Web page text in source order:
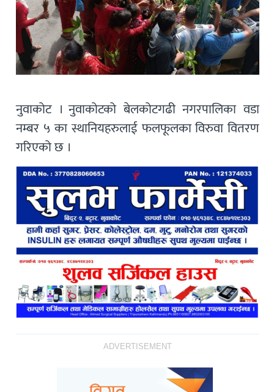
नुवाकोट । नुवाकोटको बेलकोटगढी नगरपालिका वडा
नम्बर ५ का स्थानियहरुलाई फलफूलका विरुवा वितरण
गरिएको छ ।
ADVERTISEMENT